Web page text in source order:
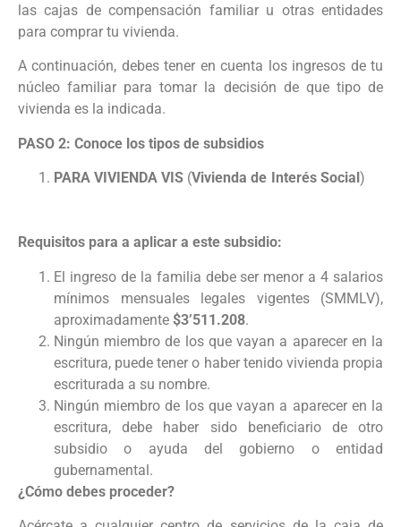
las cajas de compensación familiar u otras entidades
para comprar tu vivienda.
A continuación, debes tener en cuenta los ingresos de tu
núcleo familiar para tomar la decisión de que tipo de
vivienda es la indicada.
PASO 2: Conoce los tipos de subsidios
PARA VIVIENDA VIS (Vivienda de Interés Social)
Requisitos para a aplicar a este subsidio:
El ingreso de la familia debe ser menor a 4 salarios
mínimos mensuales legales vigentes (SMMLV),
aproximadamente $3’511.208.
Ningún miembro de los que vayan a aparecer en la
escritura, puede tener o haber tenido vivienda propia
escriturada a su nombre.
Ningún miembro de los que vayan a aparecer en la
escritura, debe haber sido beneficiario de otro
subsidio o ayuda del gobierno o entidad
gubernamental.
¿Cómo debes proceder?